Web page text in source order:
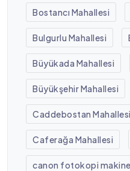
Bostancı Mahallesi
Bulgurlu Mahallesi
Büyükada Mahallesi
Büyükşehir Mahallesi
Caddebostan Mahallesi
Caferağa Mahallesi
canon fotokopi